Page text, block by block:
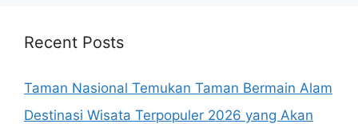
Recent Posts
Taman Nasional Temukan Taman Bermain Alam
Destinasi Wisata Terpopuler 2026 yang Akan